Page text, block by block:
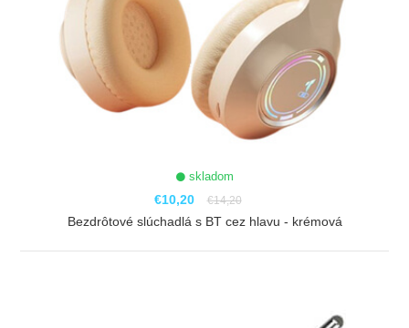
skladom
€10,20 €14,20
Bezdrôtové slúchadlá s BT cez hlavu - krémová